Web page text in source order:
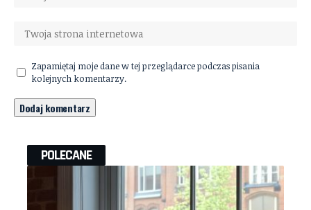
Zapamiętaj moje dane w tej przeglądarce podczas pisania
kolejnych komentarzy.
POLECANE